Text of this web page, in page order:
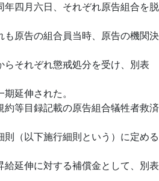
年四月六日、それぞれ原告組合を脱
原告の組合員当時、原告の機関決
らそれぞれ懲戒処分を受け、別表
延伸された。
等目録記載の原告組合犠牲者救済
則（以下施行細則という）に定める
延伸に対する補償金として、別表